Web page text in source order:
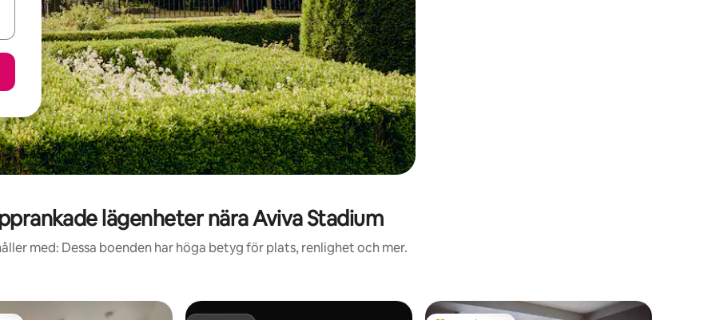
lägenheter nära Aviva Stadium
med: Dessa boenden har höga betyg för plats, renlighet och mer.